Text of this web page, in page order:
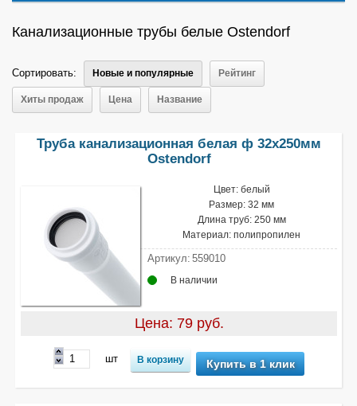
Канализационные трубы белые Ostendorf
Сортировать: Новые и популярные Рейтинг
Хиты продаж Цена Название
Труба канализационная белая ф 32х250мм
Ostendorf
Цвет: белый
Размер: 32 мм
Длина труб: 250 мм
Материал: полипропилен
Артикул: 559010
В наличии
Цена: 79 руб.
шт Купить в 1 клик